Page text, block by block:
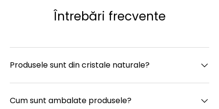
Întrebări frecvente
Produsele sunt din cristale naturale?
Cum sunt ambalate produsele?